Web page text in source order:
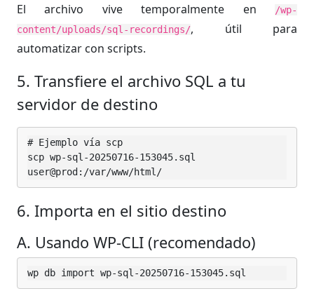
El archivo vive temporalmente en
/wp-
content/uploads/sql-recordings/, útil para
automatizar con scripts.
5. Transfiere el archivo SQL a tu
servidor de destino
# Ejemplo vía scp
scp wp-sql-20250716-153045.sql
user@prod:/var/www/html/
6. Importa en el sitio destino
A. Usando WP-CLI (recomendado)
wp db import wp-sql-20250716-153045.sql